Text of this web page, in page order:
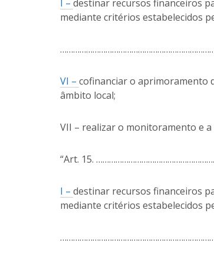
I – destinar recursos financeiros
mediante critérios estabelecidos
VI – cofinanciar o aprimoramento
âmbito local;
VII – realizar o monitoramento e a
“Art. 15.
I – destinar recursos financeiros
mediante critérios estabelecidos